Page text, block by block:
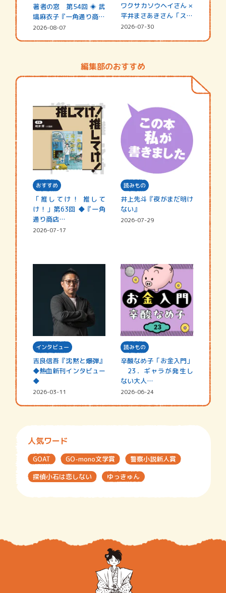
著者の窓 第54回 ◈ 武
塙麻衣子『一角通り商店
街の…
2026-08-07
ワクサカソウヘイさん ×
平井まさあきさん「スペ
シャ…
2026-07-30
編集部のおすすめ
おすすめ
「推してけ！ 推して
け！」第63回 ◆『一角
通り商店…
2026-07-17
読みもの
井上先斗『夜がまだ明け
ない』
2026-07-29
インタビュー
吉良信吾『沈黙と爆弾』
◆熱血新刊インタビュー
◆
2026-03-11
読みもの
辛酸なめ子「お金入門」
23．ギャラが発生し
ない大人…
2026-06-24
人気ワード
GOAT GO-mono文学賞
警察小説新人賞
探偵小石は恋しない
ゆっきゅん